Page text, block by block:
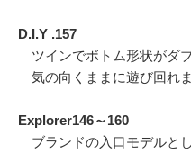
D.I.Y .157
ツインでボトム形状がダブ
気の向くままに遊び回れま
Explorer146～160
ブランドの入口モデルとし